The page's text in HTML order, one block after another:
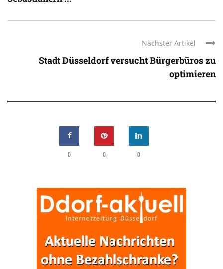
Nächster Artikel
Stadt Düsseldorf versucht Bürgerbüros zu
optimieren
0 0 0